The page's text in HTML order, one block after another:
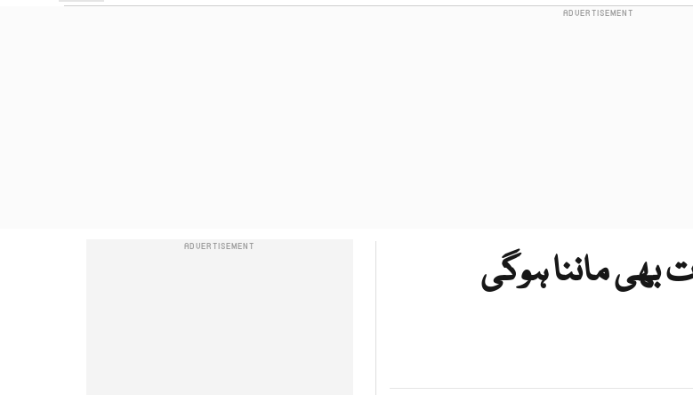
بھی ماننا ہوگی